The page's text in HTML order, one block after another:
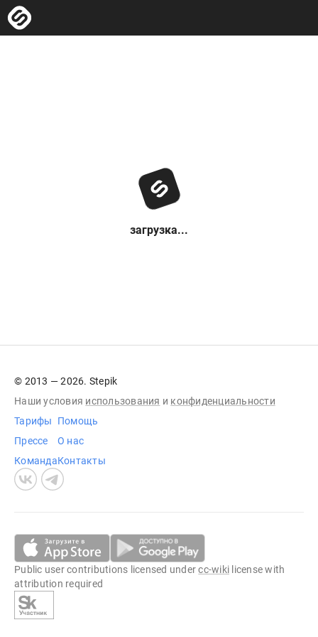
загрузка...
© 2013 — 2026. Stepik
Наши условия использования и конфиденциальности
Тарифы
Прессе
Команда
Помощь
О нас
Контакты
Public user contributions licensed undercc-wiki license with
attribution required